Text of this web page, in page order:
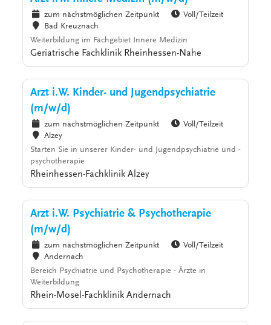
zum nächstmöglichen Zeitpunkt
Voll/Teilzeit
Bad Kreuznach
Weiterbildung im Fachgebiet Innere Medizin
Geriatrische Fachklinik Rheinhessen-Nahe
Arzt i.W. Kinder- und Jugendpsychiatrie
(m/w/d)
zum nächstmöglichen Zeitpunkt
Voll/Teilzeit
Alzey
Starten Sie in unserer Kinder- und Jugendpsychiatrie und -
psychotherapie
Rheinhessen-Fachklinik Alzey
Arzt i.W. Psychiatrie & Psychotherapie
(m/w/d)
zum nächstmöglichen Zeitpunkt
Voll/Teilzeit
Andernach
Bereich Psychiatrie und Psychotherapie - Ärzte in
Weiterbildung
Rhein-Mosel-Fachklinik Andernach